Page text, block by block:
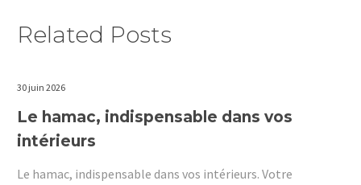
Related Posts
30 juin 2026
Le hamac, indispensable dans vos
intérieurs
Le hamac, indispensable dans vos intérieurs. Votre